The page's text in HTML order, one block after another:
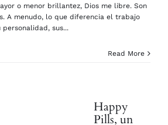
o menor brillantez, Dios me libre. Son
A menudo, lo que diferencia el trabajo
sus...
Read More
Happy
Pills, un